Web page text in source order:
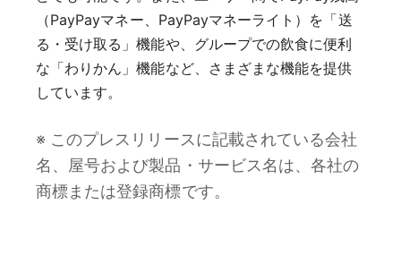
（PayPayマネー、PayPayマネーライト）を「送
る・受け取る」機能や、グループでの飲食に便利
な「わりかん」機能など、さまざまな機能を提供
しています。
※ このプレスリリースに記載されている会社
名、屋号および製品・サービス名は、各社の
商標または登録商標です。